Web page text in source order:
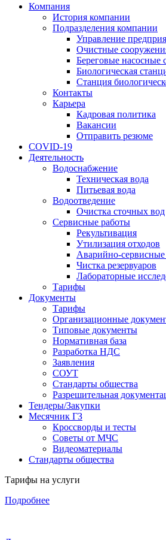
Компания
История компании
Подразделения компании
Управление
Очистные
Береговые насосные
Биологическая
Станция
Контакты
Карьера
Кадровая политика
Вакансии
Отправить резюме
COVID-19
Деятельность
Водоснабжение
Техническая вода
Питьевая вода
Водоотведение
Очистка сточных вод
Сервисные работы
Рекультивация
Утилизация отходов
Аварийно-
Чистка резервуаров
Лабораторные
Тарифы
Документы
Тарифы
Организационные
Типовые документы
Нормативная база
Разработка НДС
Заявления
СОУТ
Стандарты общества
Разрешительная
Тендеры/Закупки
Месячник ГЗ
Кроссворды и тесты
Советы от МЧС
Видеоматериалы
Стандарты общества
Тарифы на услуги
Подробнее